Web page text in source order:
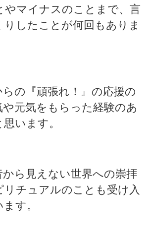
やマイナスのことまで、言
りしたことが何回もありま
の『頑張れ！』の応援の
元気をもらった経験のあ
います。
から見えない世界への崇拝
リチュアルのことも受け入
す。